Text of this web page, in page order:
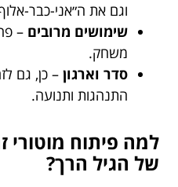
וגם את ה״אני-כבר-
שימושים מרובים –
משחק.
סדר וארגון – כן, גם
התנהגות ותנועה.
למה פיתוח מוטורי
של הגיל הרך?